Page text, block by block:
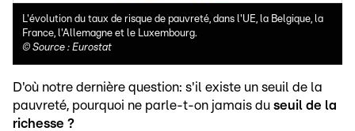
L'évolution du taux de risque de pauvreté, dans l'UE, la Belgique, la
France, l'Allemagne et le Luxembourg.
© Source : Eurostat
D'où notre dernière question: s'il existe un seuil de la
pauvreté, pourquoi ne parle-t-on jamais du seuil de la
richesse ?